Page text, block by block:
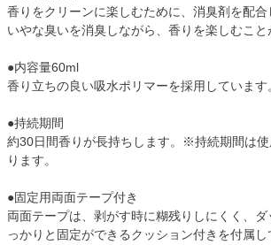
香りをクリーンに楽しむために、消臭剤を配合
いやな臭いを消臭しながら、香りを楽しむこと
●内容量60ml
香り立ちの良い吸水ポリマーを採用しています
●持続期間
約30日間香りが長持ちします。※持続期間は
ります。
●固定用両面テープ付き
両面テープは、剥がす時に糊残りしにくく、
っかりと固定ができるクッション付きを付属し